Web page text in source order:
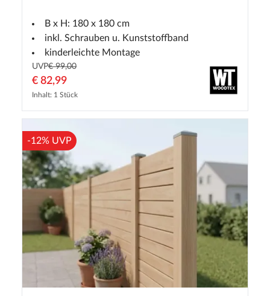
B x H: 180 x 180 cm
inkl. Schrauben u. Kunststoffband
kinderleichte Montage
UVP€ 99,00
€ 82,99
Inhalt: 1 Stück
-12% UVP